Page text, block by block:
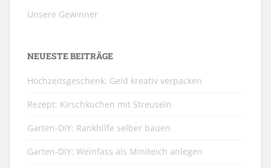
Unsere Gewinner
NEUESTE BEITRÄGE
Hochzeitsgeschenk: Geld kreativ verpacken
Rezept: Kirschkuchen mit Streuseln
Garten-DIY: Rankhilfe selber bauen
Garten-DIY: Weinfass als Miniteich anlegen